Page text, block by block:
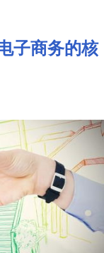
子商务的核